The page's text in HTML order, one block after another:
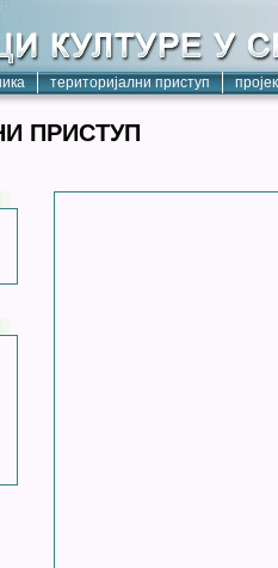
територијални приступ
ПРИСТУП